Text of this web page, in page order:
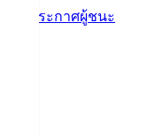
ประกาศผู้ชนะ